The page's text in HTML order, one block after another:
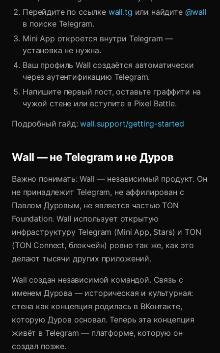
Перейдите по ссылке wall.tg или найдите @wall
в поиске Telegram.
Mini App откроется внутри Telegram —
установка не нужна.
Ваш профиль Wall создаётся автоматически
через аутентификацию Telegram.
Напишите первый пост, оставьте граффити на
чужой стене или вступите в Pixel Battle.
Подробный гайд:wall.support/getting-started
Wall — не Telegram и не Дуров
Важно понимать: Wall — независимый продукт. Он
не принадлежит Telegram, не аффилирован с
Павлом Дуровым, не является частью TON
Foundation. Wall использует открытую
инфраструктуру Telegram (Mini App, Stars) и TON
(TON Connect, блокчейн) ровно так же, как это
делают тысячи других приложений.
Wall создан независимой командой. Связь с
именем Дурова — историческая и культурная:
стена как концепция родилась в ВКонтакте,
которую Дуров основал. Теперь эта концепция
живёт в Telegram — платформе, которую он
создал позже.